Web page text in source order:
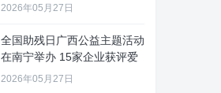
2026年05月27日
全国助残日广西公益主题活动
在南宁举办 15家企业获评爱
心
2026年05月27日